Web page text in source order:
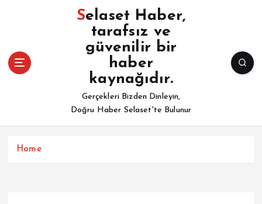
l
Selaset Haber,
tarafsız ve
güvenilir bir
haber
kaynağıdır.
Gerçekleri Bizden Dinleyin,
Doğru Haber Selaset'te Bulunur
Home